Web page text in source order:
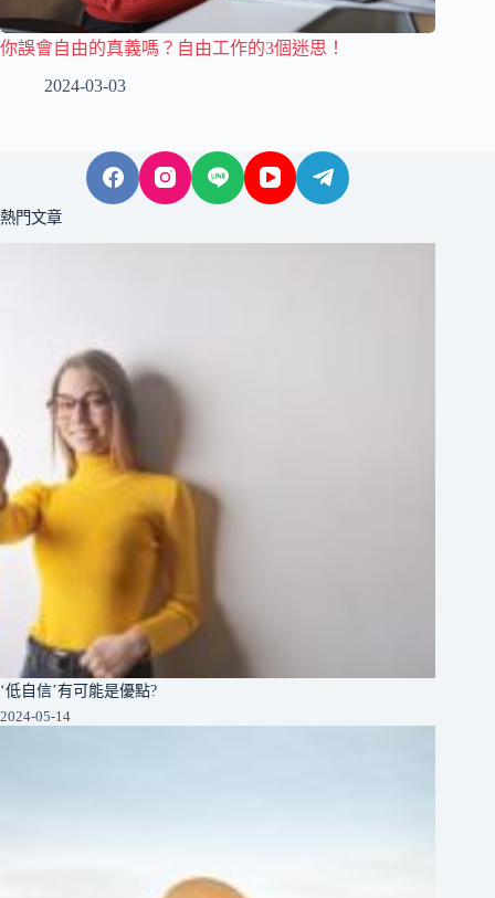
你誤會自由的真義嗎？自由工作的3個迷思！
2024-03-03
熱門文章
‘低自信’有可能是優點?
2024-05-14